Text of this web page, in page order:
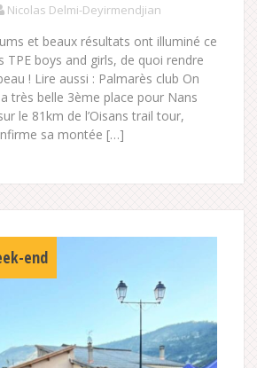
Nicolas Delmi-Deyirmendjian
et beaux résultats ont illuminé ce
TPE boys and girls, de quoi rendre
! Lire aussi : Palmarès club On
très belle 3ème place pour Nans
le 81km de l’Oisans trail tour,
sa montée […]
end